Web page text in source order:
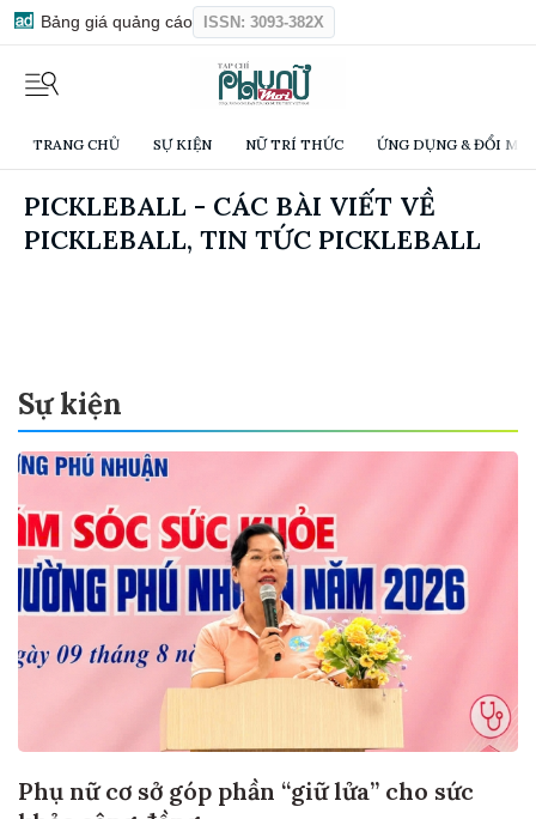
Bảng giá quảng cáo ISSN: 3093-382X
TRANG CHỦ SỰ KIỆN NỮ TRÍ THỨC ỨNG DỤNG & ĐỔI
PICKLEBALL - CÁC BÀI VIẾT VỀ
PICKLEBALL, TIN TỨC PICKLEBALL
Sự kiện
Phụ nữ cơ sở góp phần “giữ lửa” cho sức